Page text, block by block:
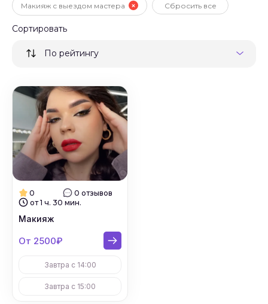
Макияж с выездом мастера Сбросить все
Сортировать
По рейтингу
0
0 отзывов
от 1 ч. 30 мин.
Макияж
От 2500₽
Завтра с 14:00
Завтра с 15:00